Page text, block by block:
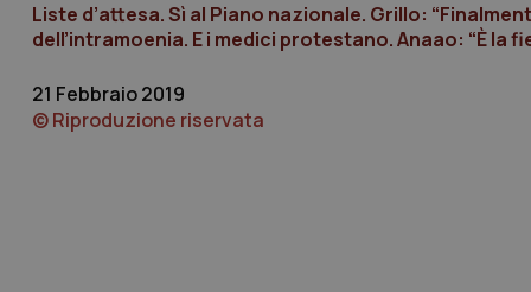
Liste d’attesa. Sì al Piano nazionale. Grillo:
dell’intramoenia. E i medici protestano. Anaao: “È la
21 Febbraio 2019
© Riproduzione riservata